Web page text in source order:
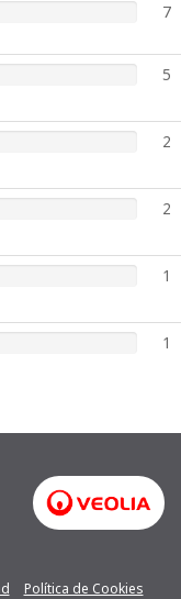
7
5
2
2
1
1
Política de Cookies